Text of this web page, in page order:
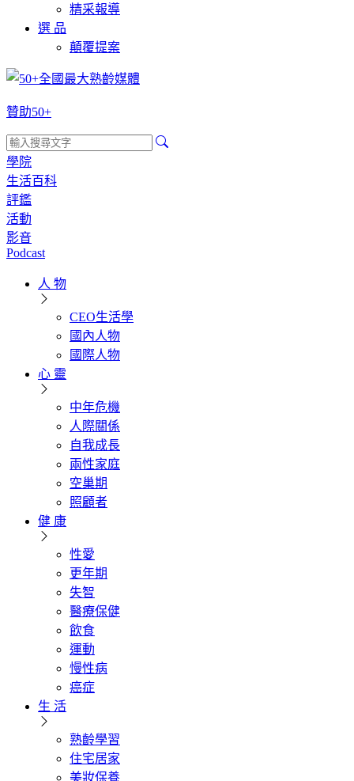
精采報導
選 品
顛覆提案
贊助50+
學院
生活百科
評鑑
活動
影音
Podcast
人 物
CEO生活學
國內人物
國際人物
心 靈
中年危機
人際關係
自我成長
兩性家庭
空巢期
照顧者
健 康
性愛
更年期
失智
醫療保健
飲食
運動
慢性病
癌症
生 活
熟齡學習
住宅居家
美妝保養